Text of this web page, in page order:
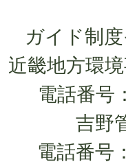
ガイド制
近畿地方環
電話番
吉野
電話番